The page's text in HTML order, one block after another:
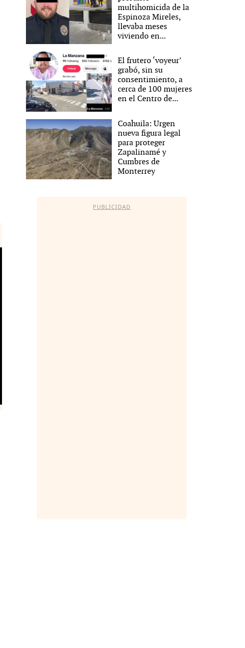
multihomicida de la
Espinoza Mireles,
llevaba meses
viviendo en...
El frutero ‘voyeur’
grabó, sin su
consentimiento, a
cerca de 100 mujeres
en el Centro de...
Coahuila: Urgen
nueva figura legal
para proteger
Zapalinamé y
Cumbres de
Monterrey
PUBLICIDAD